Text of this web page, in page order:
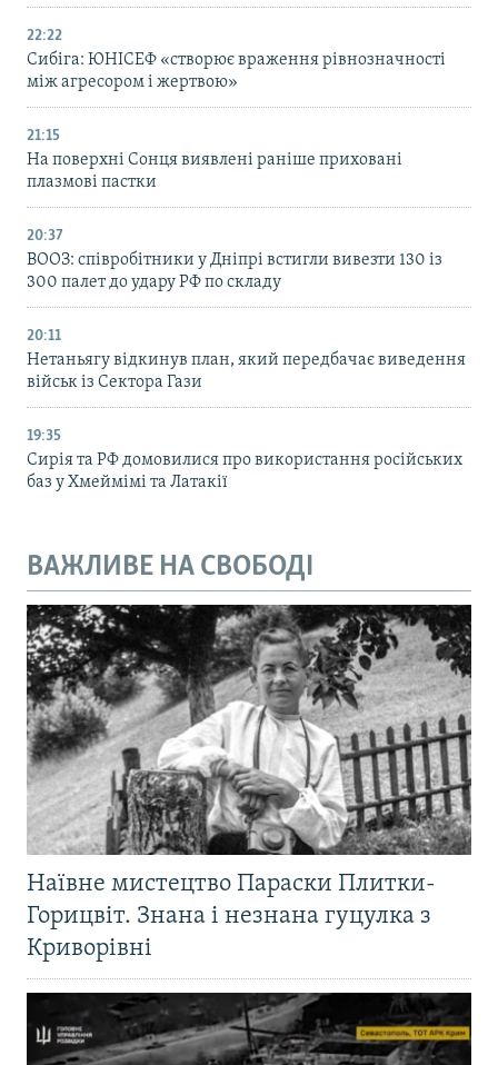
22:22
Сибіга: ЮНІСЕФ «створює враження рівнозначності
між агресором і жертвою»
21:15
На поверхні Сонця виявлені раніше приховані
плазмові пастки
20:37
ВООЗ: співробітники у Дніпрі встигли вивезти 130 із
300 палет до удару РФ по складу
20:11
Нетаньягу відкинув план, який передбачає виведення
військ із Сектора Гази
19:35
Сирія та РФ домовилися про використання російських
баз у Хмеймімі та Латакії
ВАЖЛИВЕ НА СВОБОДІ
Наївне мистецтво Параски Плитки-
Горицвіт. Знана і незнана гуцулка з
Криворівні